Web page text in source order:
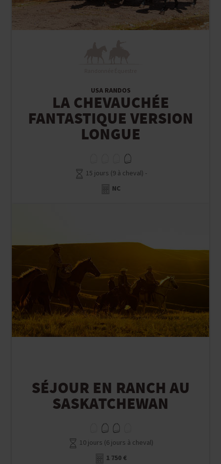
USA RANDOS
LA CHEVAUCHÉE
FANTASTIQUE VERSION
LONGUE
15 jours (9 à cheval) -
NC
SÉJOUR EN RANCH AU
SASKATCHEWAN
10 jours (6 jours à cheval)
1 750 €